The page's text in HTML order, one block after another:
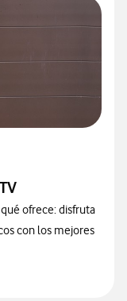
ofrece: disfruta
con los mejores